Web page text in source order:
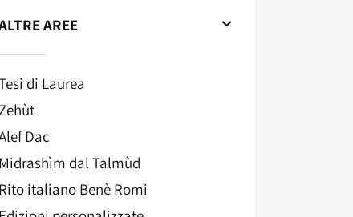
AREE
di Laurea
Zehùt
Dac
Midrashìm dal Talmùd
Rito italiano Benè Romi​